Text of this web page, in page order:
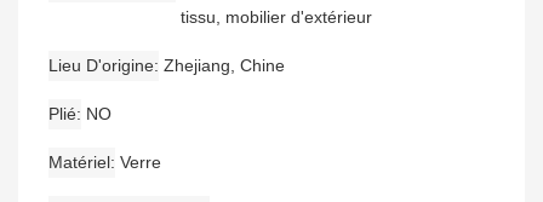
tissu, mobilier d'extérieur
Lieu D'origine Zhejiang, Chine
Plié NO
Matériel Verre